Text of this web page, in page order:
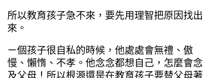
所以教育孩子急不來，要先用理智把原因找出
來。
ㄧ個孩子很自私的時候，他處處會無禮、傲
慢、懶惰、不孝。他念念都想自己，怎麼會念
及父母！所以根源還是在教育孩子要替父母著